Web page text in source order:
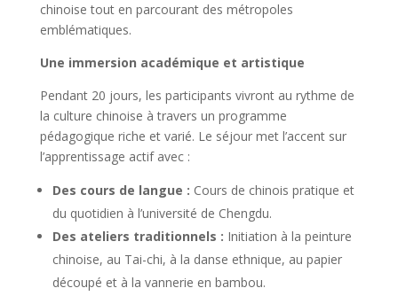
chinoise tout en parcourant des métropoles
emblématiques.
Une immersion académique et artistique
Pendant 20 jours, les participants vivront au rythme de
la culture chinoise à travers un programme
pédagogique riche et varié. Le séjour met l’accent sur
l’apprentissage actif avec :
Des cours de langue : Cours de chinois pratique et
du quotidien à l’université de Chengdu.
Des ateliers traditionnels : Initiation à la peinture
chinoise, au Tai-chi, à la danse ethnique, au papier
découpé et à la vannerie en bambou.